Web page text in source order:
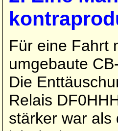
Für eine Fahrt
umgebaute
Die
Relais
stärker war als